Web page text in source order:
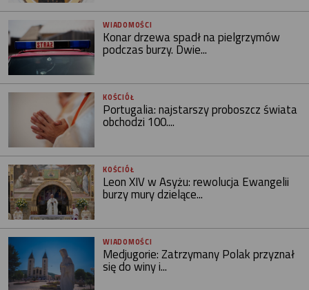
WIADOMOŚCI
Konar drzewa spadł na pielgrzymów
podczas burzy. Dwie...
KOŚCIÓŁ
Portugalia: najstarszy proboszcz świata
obchodzi 100....
KOŚCIÓŁ
Leon XIV w Asyżu: rewolucja Ewangelii
burzy mury dzielące...
WIADOMOŚCI
Medjugorie: Zatrzymany Polak przyznał
się do winy i...